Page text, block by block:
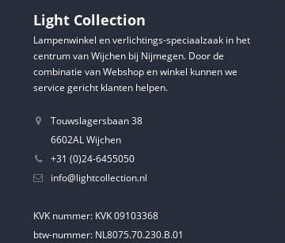
Light Collection
Lampenwinkel en verlichtings-speciaalzaak in het
centrum van Wijchen bij Nijmegen. Door de
combinatie van Webshop en winkel kunnen we
service gericht klanten helpen.
Touwslagersbaan 38
6602AL Wijchen
+31 (0)24-6455050
info@lightcollection.nl
KVK nummer: KVK 09103368
btw-nummer: NL8075.70.230.B.01